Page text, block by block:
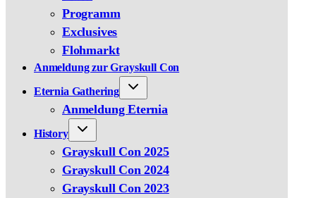
Programm
Exclusives
Flohmarkt
Anmeldung zur Grayskull Con
Eternia Gathering
Anmeldung Eternia
History
Grayskull Con 2025
Grayskull Con 2024
Grayskull Con 2023